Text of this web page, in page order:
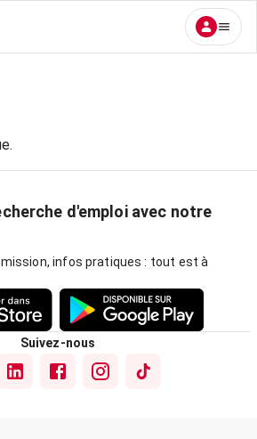
d'emploi avec notre
infos pratiques : tout est à
Suivez-nous